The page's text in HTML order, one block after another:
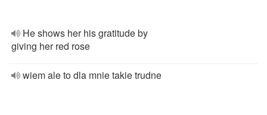
He shows her his gratitude by
giving her red rose
wiem ale to dla mnie takie trudne